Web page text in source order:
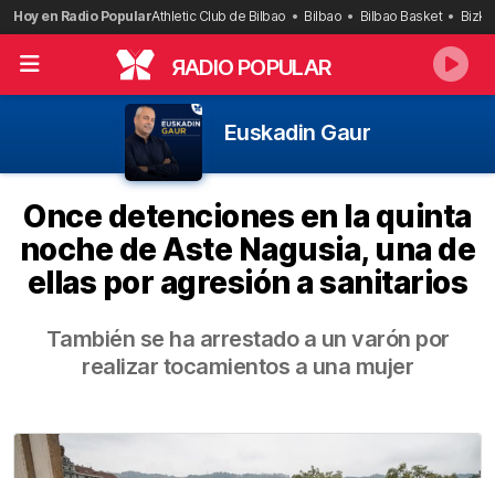
Saltar
al
contenido
Hoy en Radio PopularAthletic Club de Bilbao Bilbao Bilbao Basket
RADIO POPULAR
Euskadin Gaur
Once detenciones en la quinta
noche de Aste Nagusia, una de
ellas por agresión a sanitarios
También se ha arrestado a un varón por
realizar tocamientos a una mujer